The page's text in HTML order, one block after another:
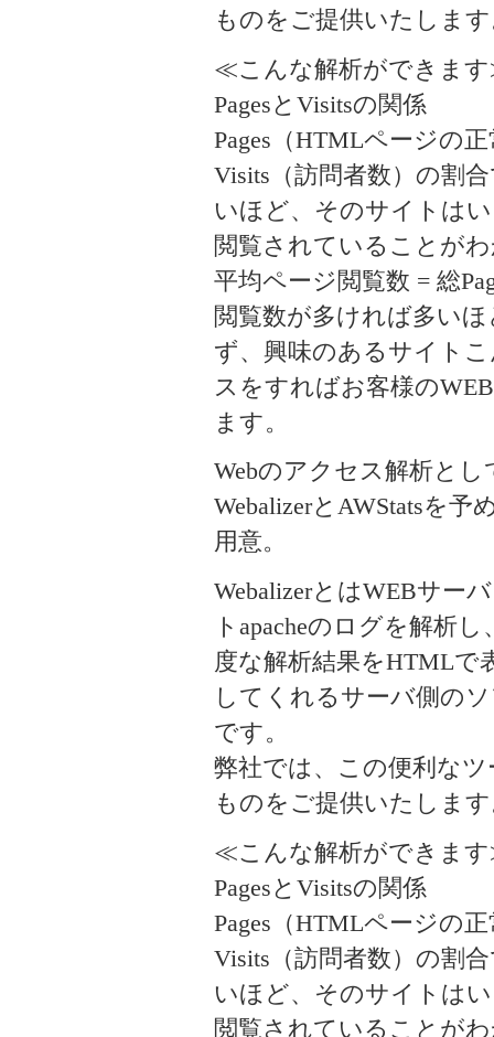
ものをご提供いたしま
≪こんな解析ができま
PagesとVisitsの関係
Pages（HTMLページの
Visits（訪問者数）の割
いほど、そのサイトは
閲覧されていることが
平均ページ閲覧数 = 総
閲覧数が多ければ多い
ず、興味のあるサイト
スをすればお客様の
ます。
Webのアクセス解析とし
WebalizerとAWStatsを予
用意。
WebalizerとはWEBサー
トapacheのログを解析し
度な解析結果をHTMLで
してくれるサーバ側の
です。
弊社では、この便利な
ものをご提供いたしま
≪こんな解析ができま
PagesとVisitsの関係
Pages（HTMLページの
Visits（訪問者数）の割
いほど、そのサイトは
閲覧されていることが